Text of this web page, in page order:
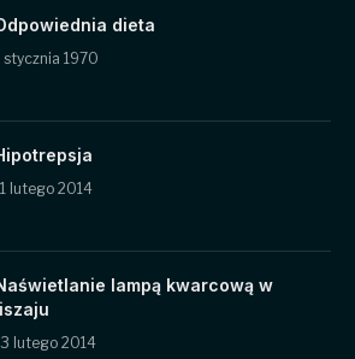
dieta
stycznia 1970
lutego 2014
lampą kwarcową w
lutego 2014